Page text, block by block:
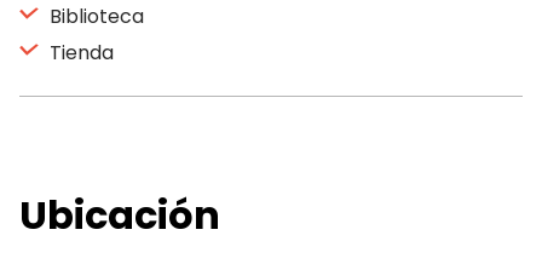
Biblioteca
Tienda
Ubicación